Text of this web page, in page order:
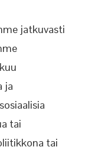
jatkuvasti
ja
tai
tai